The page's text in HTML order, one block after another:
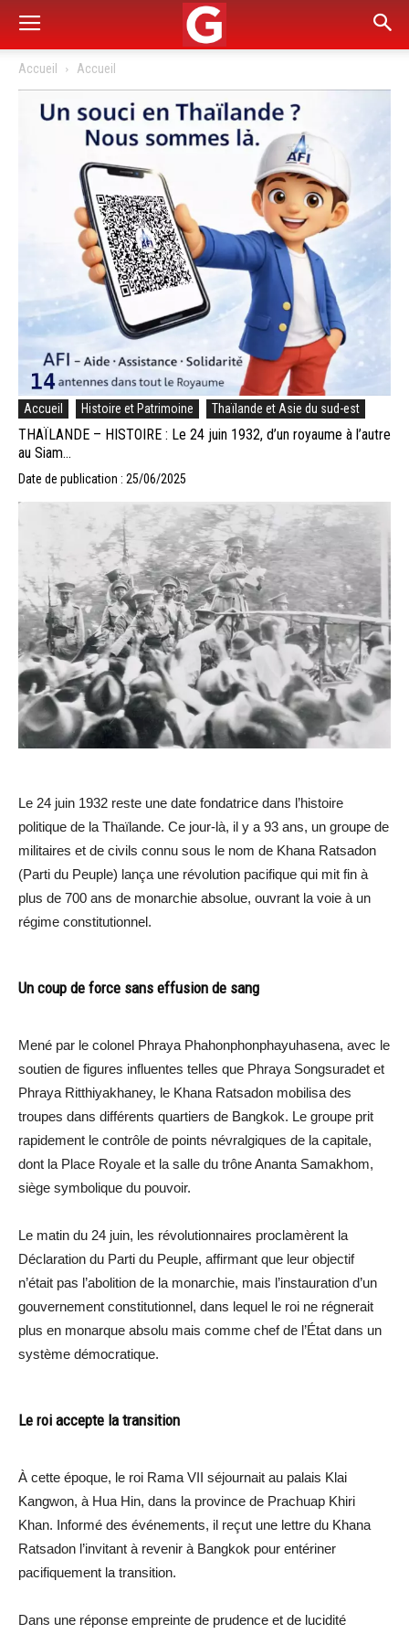
Accueil Accueil
Accueil Histoire et Patrimoine Thaïlande et Asie du sud-est
THAÏLANDE – HISTOIRE : Le 24 juin 1932, d’un royaume à l’autre
au Siam…
Date de publication : 25/06/2025
Le 24 juin 1932 reste une date fondatrice dans l’histoire
politique de la Thaïlande. Ce jour-là, il y a 93 ans, un groupe de
militaires et de civils connu sous le nom de Khana Ratsadon
(Parti du Peuple) lança une révolution pacifique qui mit fin à
plus de 700 ans de monarchie absolue, ouvrant la voie à un
régime constitutionnel.
Un coup de force sans effusion de sang
Mené par le colonel Phraya Phahonphonphayuhasena, avec le
soutien de figures influentes telles que Phraya Songsuradet et
Phraya Ritthiyakhaney, le Khana Ratsadon mobilisa des
troupes dans différents quartiers de Bangkok. Le groupe prit
rapidement le contrôle de points névralgiques de la capitale,
dont la Place Royale et la salle du trône Ananta Samakhom,
siège symbolique du pouvoir.
Le matin du 24 juin, les révolutionnaires proclamèrent la
Déclaration du Parti du Peuple, affirmant que leur objectif
n’était pas l’abolition de la monarchie, mais l’instauration d’un
gouvernement constitutionnel, dans lequel le roi ne régnerait
plus en monarque absolu mais comme chef de l’État dans un
système démocratique.
Le roi accepte la transition
À cette époque, le roi Rama VII séjournait au palais Klai
Kangwon, à Hua Hin, dans la province de Prachuap Khiri
Khan. Informé des événements, il reçut une lettre du Khana
Ratsadon l’invitant à revenir à Bangkok pour entériner
pacifiquement la transition.
Dans une réponse empreinte de prudence et de lucidité